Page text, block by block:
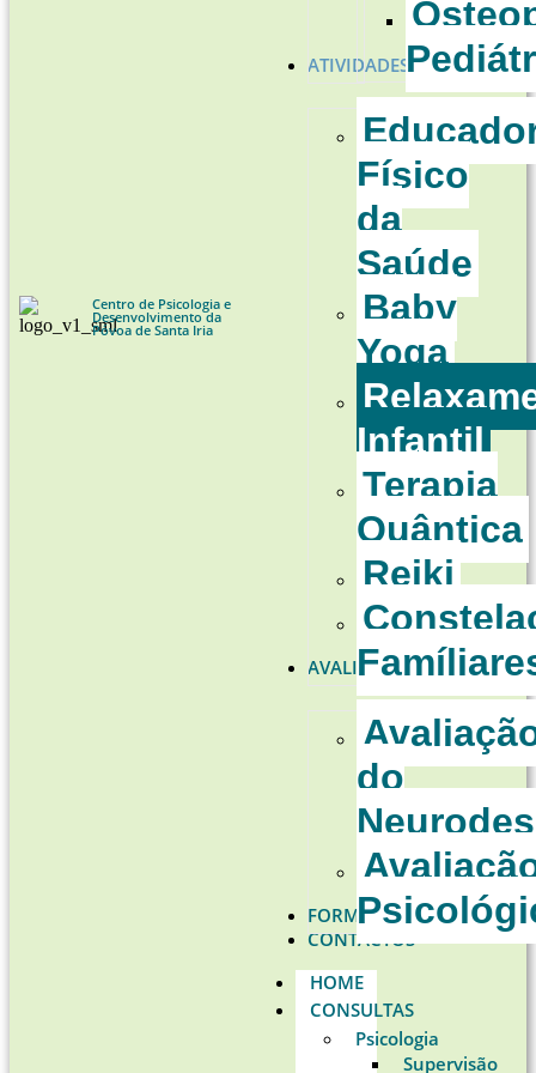
Centro de Psicologia e
Desenvolvimento da
Póvoa de Santa Iria
ATIVIDADES
Físico
da
Saúde
Baby
Yoga
Infantil
Terapia
Quântica
Reiki
AVALIAÇÕES
do
FORMAÇÕES
CONTACTOS
HOME
CONSULTAS
Psicologia
Supervisão